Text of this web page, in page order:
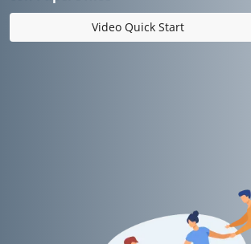
Video Quick Start